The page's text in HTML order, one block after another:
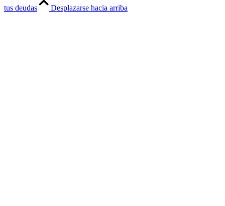
tus deudas Desplazarse hacia arriba